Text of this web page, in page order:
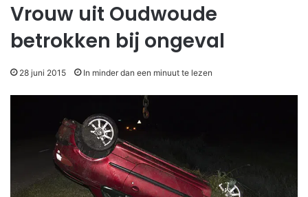
Vrouw uit Oudwoude
betrokken bij ongeval
28 juni 2015 In minder dan een minuut te lezen